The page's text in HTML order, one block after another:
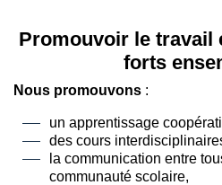
Promouvoir le travail
forts
Nous promouvons :
un apprentissage
des cours
la communication entre
communauté scolaire,